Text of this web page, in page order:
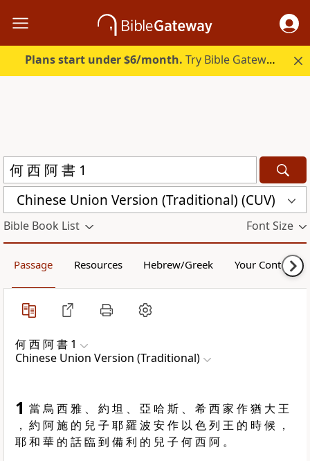
Plans start under $6/month. Try Bible Gateway Plus.
Chinese Union Version (Traditional) (CUV)
Bible Book List Font Size
Passage Resources Hebrew/Greek Your Content
何 西 阿 書 1
Chinese Union Version (Traditional)
1 當 烏 西 雅 、 約 坦 、 亞 哈 斯 、 希 西 家 作 猶 大 王
， 約 阿 施 的 兒 子 耶 羅 波 安 作 以 色 列 王 的 時 候 ，
耶 和 華 的 話 臨 到 備 利 的 兒 子 何 西 阿 。